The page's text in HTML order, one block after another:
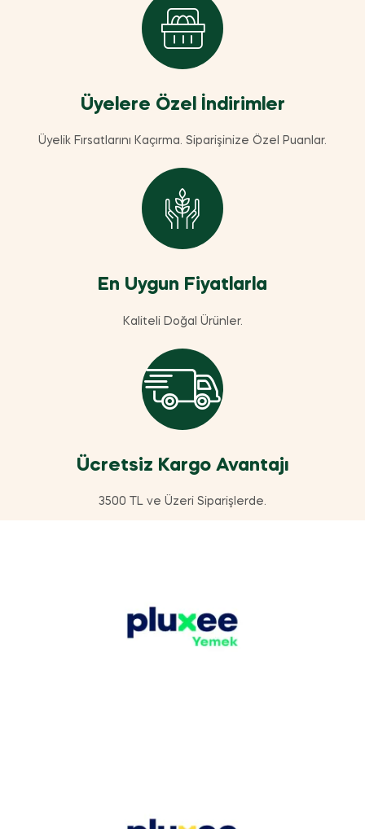
Üyelere Özel İndirimler
Üyelik Fırsatlarını Kaçırma. Siparişinize Özel Puanlar.
En Uygun Fiyatlarla
Kaliteli Doğal Ürünler.
Ücretsiz Kargo Avantajı
3500 TL ve Üzeri Siparişlerde.